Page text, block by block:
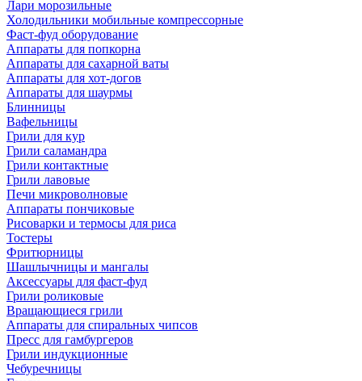
Лари морозильные
Холодильники мобильные компрессорные
Фаст-фуд оборудование
Аппараты для попкорна
Аппараты для сахарной ваты
Аппараты для хот-догов
Аппараты для шаурмы
Блинницы
Вафельницы
Грили для кур
Грили саламандра
Грили контактные
Грили лавовые
Печи микроволновые
Аппараты пончиковые
Рисоварки и термосы для риса
Тостеры
Фритюрницы
Шашлычницы и мангалы
Аксессуары для фаст-фуд
Грили роликовые
Вращающиеся грили
Аппараты для спиральных чипсов
Пресс для гамбургеров
Грили индукционные
Чебуречницы